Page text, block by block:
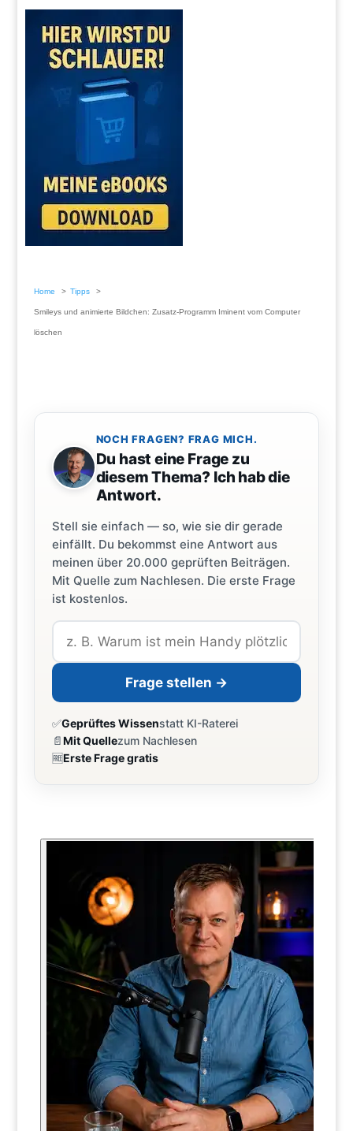
Home Tipps
Smileys und animierte Bildchen: Zusatz-Programm Iminent vom Computer
löschen
NOCH FRAGEN? FRAG MICH.
Du hast eine Frage zu
diesem Thema? Ich hab die
Antwort.
Stell sie einfach — so, wie sie dir gerade
einfällt. Du bekommst eine Antwort aus
meinen über 20.000 geprüften Beiträgen.
Mit Quelle zum Nachlesen. Die erste Frage
ist kostenlos.
Frage stellen →
✅Geprüftes Wissenstatt KI-Raterei
📄Mit Quellezum Nachlesen
🆓Erste Frage gratis